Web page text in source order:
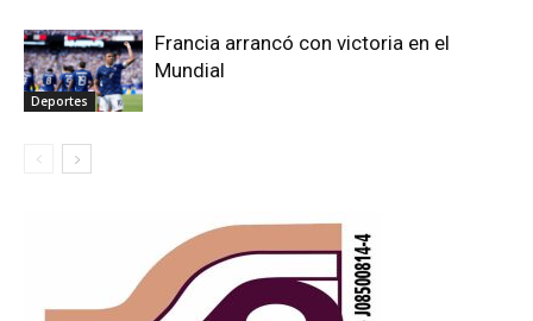
Deportes
Francia arrancó con victoria en el
Mundial